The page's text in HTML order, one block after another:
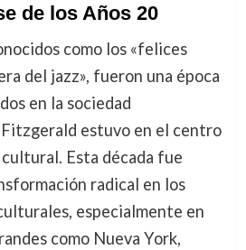
de los Años 20
como los «felices
del jazz», fueron una época
en la sociedad
estuvo en el centro
Esta década fue
radical en los
especialmente en
como Nueva York,